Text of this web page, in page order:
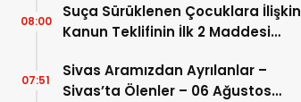
Suça Sürüklenen Çocuklara İlişkin
Kanun Teklifinin İlk 2 Maddesi
08:00
Sivas Aramızdan Ayrılanlar –
Sivas’ta Ölenler – 06 Ağustos
07:51